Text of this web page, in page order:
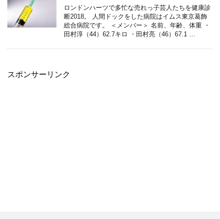
ロンドンハーツで多忙な売れっ子芸人たちを健康診
断2018。 人間ドックをした病院はイムス東京葛飾
総合病院です。 ＜メンバー＞ 名前、年齢、体重 ・
田村淳（44）62.7キロ ・田村亮（46）67.1 …
スポンサーリンク